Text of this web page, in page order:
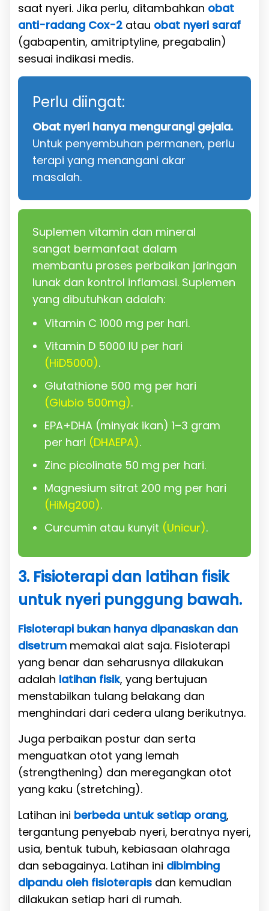
saat nyeri. Jika perlu, ditambahkan obat
anti-radang Cox-2 atau obat nyeri saraf
(gabapentin, amitriptyline, pregabalin)
sesuai indikasi medis.
Perlu diingat:
Obat nyeri hanya mengurangi gejala.
Untuk penyembuhan permanen, perlu
terapi yang menangani akar
masalah.
Suplemen vitamin dan mineral
sangat bermanfaat dalam
membantu proses perbaikan jaringan
lunak dan kontrol inflamasi. Suplemen
yang dibutuhkan adalah:
Vitamin C 1000 mg per hari.
Vitamin D 5000 IU per hari
(HiD5000).
Glutathione 500 mg per hari
(Glubio 500mg).
EPA+DHA (minyak ikan) 1–3 gram
per hari (DHAEPA).
Zinc picolinate 50 mg per hari.
Magnesium sitrat 200 mg per hari
(HiMg200).
Curcumin atau kunyit (Unicur).
3. Fisioterapi dan latihan fisik
untuk nyeri punggung bawah.
Fisioterapi bukan hanya dipanaskan dan
disetrum memakai alat saja. Fisioterapi
yang benar dan seharusnya dilakukan
adalah latihan fisik, yang bertujuan
menstabilkan tulang belakang dan
menghindari dari cedera ulang berikutnya.
Juga perbaikan postur dan serta
menguatkan otot yang lemah
(strengthening) dan meregangkan otot
yang kaku (stretching).
Latihan ini berbeda untuk setiap orang,
tergantung penyebab nyeri, beratnya nyeri,
usia, bentuk tubuh, kebiasaan olahraga
dan sebagainya. Latihan ini dibimbing
dipandu oleh fisioterapis dan kemudian
dilakukan setiap hari di rumah.